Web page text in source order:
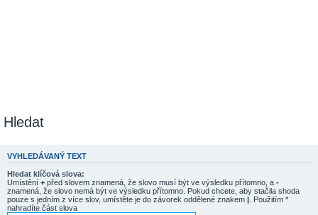
Hledat
VYHLEDÁVANÝ TEXT
Hledat klíčová slova:
Umístění + před slovem znamená, že slovo musí být ve výsledku přítomno, a -
znamená, že slovo nemá být ve výsledku přítomno. Pokud chcete, aby stačila shoda
pouze s jedním z více slov, umístěte je do závorek oddělené znakem | . Použitím *
nahradíte část slova